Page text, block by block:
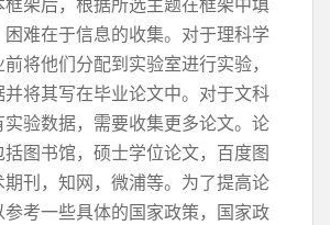
难在于信息的收集。对于理科学
将他们分配到实验室进行实验，
将其写在毕业论文中。对于文科
验数据，需要收集更多论文。论
图书馆，硕士学位论文，百度图
刊，知网，微浦等。为了提高论
考一些具体的国家政策，国家政